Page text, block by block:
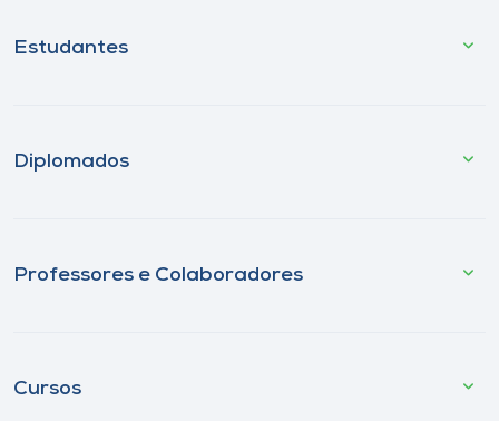
Estudantes
Diplomados
Professores e Colaboradores
Cursos